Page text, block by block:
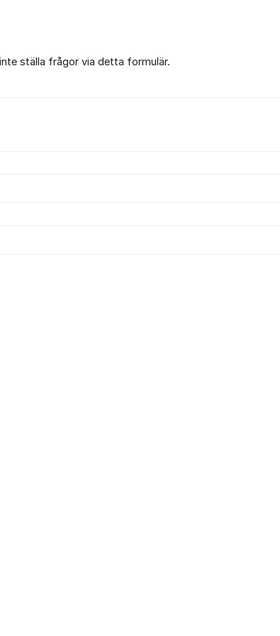
ställa frågor via detta formulär.